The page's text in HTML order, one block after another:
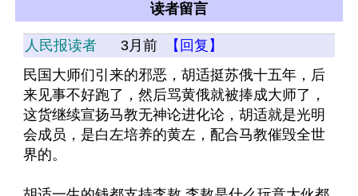
读者留言
人民报读者 3月前
【回复】
民国大师们引来的邪恶，胡适挺苏俄十五年，后
来见事不好跑了，然后骂黄俄就被捧成大师了，
这货继续宣扬马教无神论进化论，胡适就是光明
会成员，是白左培养的黄左，配合马教催毁全世
界的。